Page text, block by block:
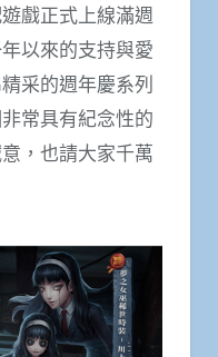
戲正式上線滿週
以來的支持與愛
采的週年慶系列
常具有紀念性的
，也請大家千萬